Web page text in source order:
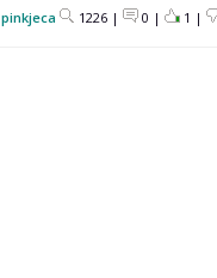
pinkjeca 1226 | 0 | 1 |